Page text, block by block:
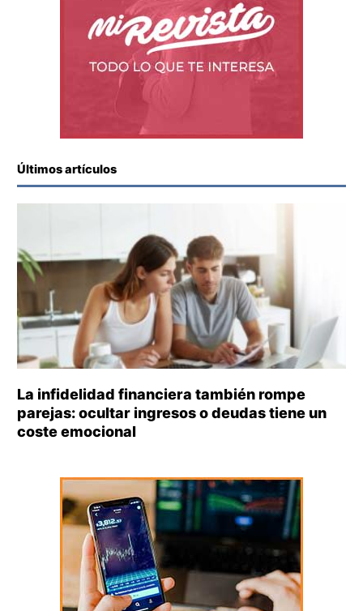
Últimos artículos
La infidelidad financiera también rompe
parejas: ocultar ingresos o deudas tiene un
coste emocional